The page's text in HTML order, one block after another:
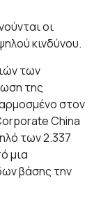
οι
κινδύνου.
των
της
στον
China
των 2.337
μια
βάσης την